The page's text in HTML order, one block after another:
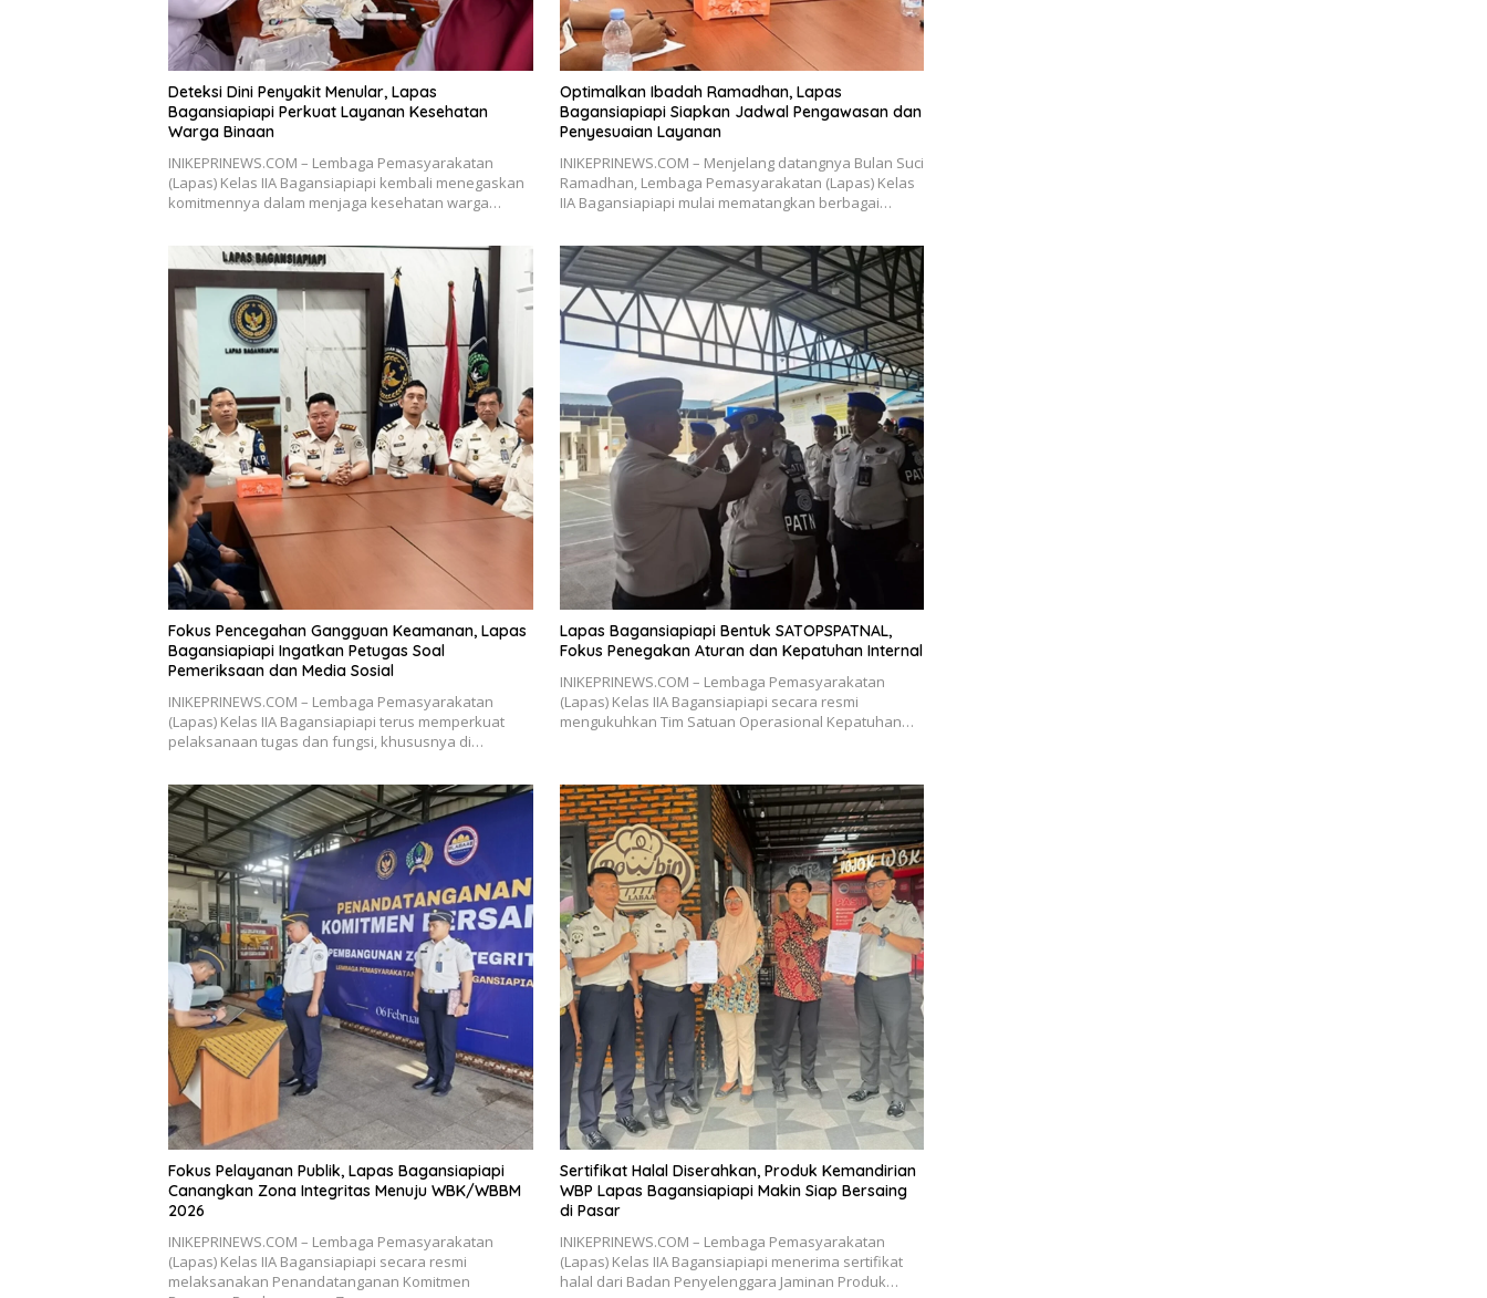
Deteksi Dini Penyakit Menular, Lapas
Bagansiapiapi Perkuat Layanan Kesehatan
Warga Binaan
INIKEPRINEWS.COM – Lembaga Pemasyarakatan
(Lapas) Kelas IIA Bagansiapiapi kembali menegaskan
komitmennya dalam menjaga kesehatan warga…
Optimalkan Ibadah Ramadhan, Lapas
Bagansiapiapi Siapkan Jadwal Pengawasan dan
Penyesuaian Layanan
INIKEPRINEWS.COM – Menjelang datangnya Bulan Suci
Ramadhan, Lembaga Pemasyarakatan (Lapas) Kelas
IIA Bagansiapiapi mulai mematangkan berbagai…
Fokus Pencegahan Gangguan Keamanan, Lapas
Bagansiapiapi Ingatkan Petugas Soal
Pemeriksaan dan Media Sosial
INIKEPRINEWS.COM – Lembaga Pemasyarakatan
(Lapas) Kelas IIA Bagansiapiapi terus memperkuat
pelaksanaan tugas dan fungsi, khususnya di…
Lapas Bagansiapiapi Bentuk SATOPSPATNAL,
Fokus Penegakan Aturan dan Kepatuhan Internal
INIKEPRINEWS.COM – Lembaga Pemasyarakatan
(Lapas) Kelas IIA Bagansiapiapi secara resmi
mengukuhkan Tim Satuan Operasional Kepatuhan…
Fokus Pelayanan Publik, Lapas Bagansiapiapi
Canangkan Zona Integritas Menuju WBK/WBBM
2026
INIKEPRINEWS.COM – Lembaga Pemasyarakatan
(Lapas) Kelas IIA Bagansiapiapi secara resmi
melaksanakan Penandatanganan Komitmen
Sertifikat Halal Diserahkan, Produk Kemandirian
WBP Lapas Bagansiapiapi Makin Siap Bersaing
di Pasar
INIKEPRINEWS.COM – Lembaga Pemasyarakatan
(Lapas) Kelas IIA Bagansiapiapi menerima sertifikat
halal dari Badan Penyelenggara Jaminan Produk…